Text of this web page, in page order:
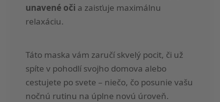
unavené oči a zaisťuje maximálnu
relaxáciu.
Táto maska vám zaručí skvelý pocit, či už
spíte v pohodlí svojho domova alebo
cestujete po svete – niečo, čo posunie vašu
nočnú rutinu na úplne novú úroveň.